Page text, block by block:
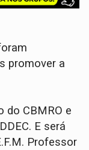
promover a
do CBMRO e
E será
Professor